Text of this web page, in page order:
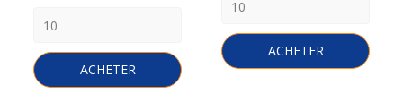
ACHETER
ACHETER